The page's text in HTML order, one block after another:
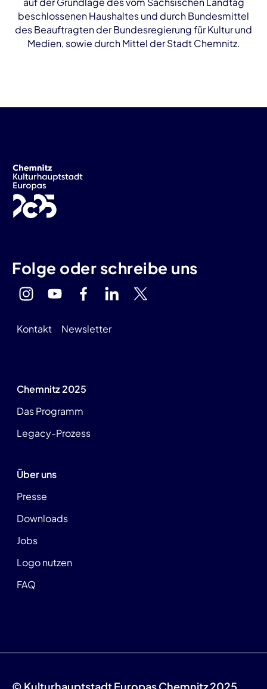
beschlossenen Haushaltes und durch Bundesmittel
des Beauftragten der Bundesregierung für Kultur und
Medien, sowie durch Mittel der Stadt Chemnitz.
Folge oder schreibe uns
Kontakt Newsletter
Chemnitz 2025
Das Programm
Legacy-Prozess
Über uns
Presse
Downloads
Jobs
Logo nutzen
FAQ
© Kulturhauptstadt Europas Chemnitz 2025